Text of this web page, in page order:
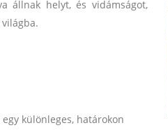
állnak helyt, és vidámságot,
különleges, határokon